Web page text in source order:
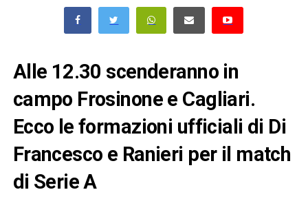
Alle 12.30 scenderanno in
campo Frosinone e Cagliari.
Ecco le formazioni ufficiali di Di
Francesco e Ranieri per il match
di Serie A